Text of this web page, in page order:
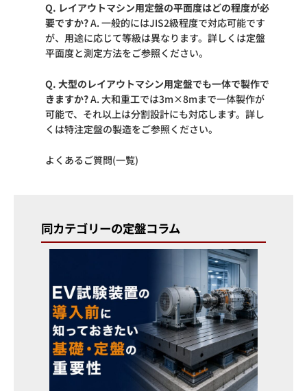
Q. レイアウトマシン用定盤の平面度はどの程度が必
要ですか?A. 一般的にはJIS2級程度で対応可能です
が、用途に応じて等級は異なります。詳しくは定盤
平面度と測定方法をご参照ください。
Q. 大型のレイアウトマシン用定盤でも一体で製作で
きますか?A. 大和重工では3m×8mまで一体製作が
可能で、それ以上は分割設計にも対応します。詳し
くは特注定盤の製造をご参照ください。
よくあるご質問(一覧)
同カテゴリーの定盤コラム